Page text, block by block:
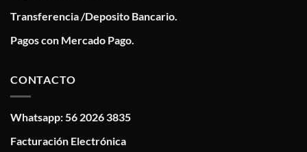
Transferencia /Deposito Bancario.
Pagos con Mercado Pago.
CONTACTO
Whatsapp: 56 2026 3835
Facturación Electrónica